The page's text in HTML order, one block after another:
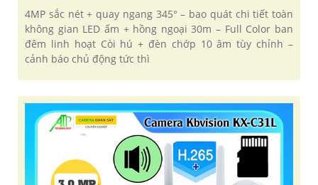
4MP sắc nét + quay ngang 345° – bao quát chi tiết toàn
không gian LED ấm + hồng ngoại 30m – Full Color ban
đêm linh hoạt Còi hú + đèn chớp 10 âm tùy chỉnh –
cảnh báo chủ động tức thì